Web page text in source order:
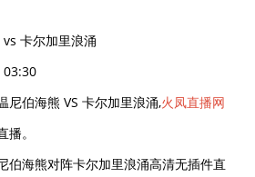
卡尔加里浪涌
03:30
尼伯海熊 VS 卡尔加里浪涌,火凤直播网
。
伯海熊对阵卡尔加里浪涌高清无插件直